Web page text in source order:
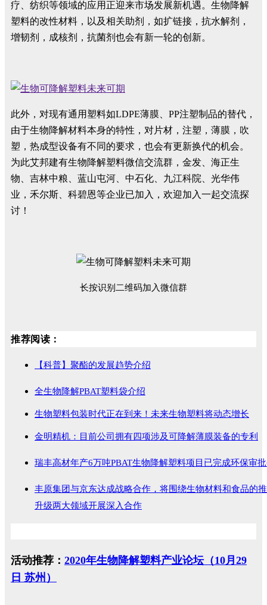
疗、纺织等领域的应用正迎来市场发展新机遇。生物降解
塑料的改性材料，以及相关助剂，如扩链接，抗水解剂，
增韧剂，成核剂，抗菌剂也会有新一轮的创新。
此外，对现有通用塑料如LDPE薄膜、PP注塑制品的替代，
由于生物降解材料本身的特性，对片材，注塑，薄膜，吹
塑，热成型设备有不同的要求，也会有更新换代的机会。
为此艾邦建有生物降解塑料微信交流群，金发、海正生
物、吉林中粮、蓝山屯河、中石化、九江科院、光华伟
业，禾尔斯、科碧恩等企业已加入，欢迎加入一起交流探
讨！
长按识别二维码加入微信群
推荐阅读：
【科普】聚酯的发展趋势介绍
全生物降解PBAT塑料袋介绍
生物塑料包装时代正在到来！未来生物塑料将动态增长
金明精机：目前公司拥有四项涉及可降解薄膜装备的专利
瑞丰高材年产6万吨PBAT生物降解塑料项目已完成环保审
丰原集团与京东达成战略合作，将围绕生物材料和食品的
升级两大领域开展深入合作
活动推荐： 2020年生物降解塑料产业论坛（10月29
日 苏州）